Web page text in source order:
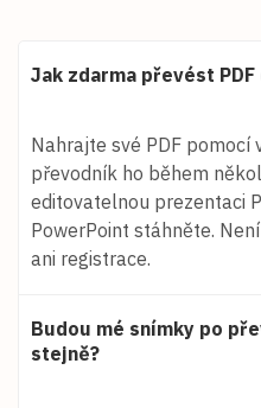
Jak zdarma převést
Nahrajte své PDF pomocí
převodník ho během
editovatelnou prezentaci
PowerPoint stáhněte.
ani registrace.
Budou mé snímky po
stejně?